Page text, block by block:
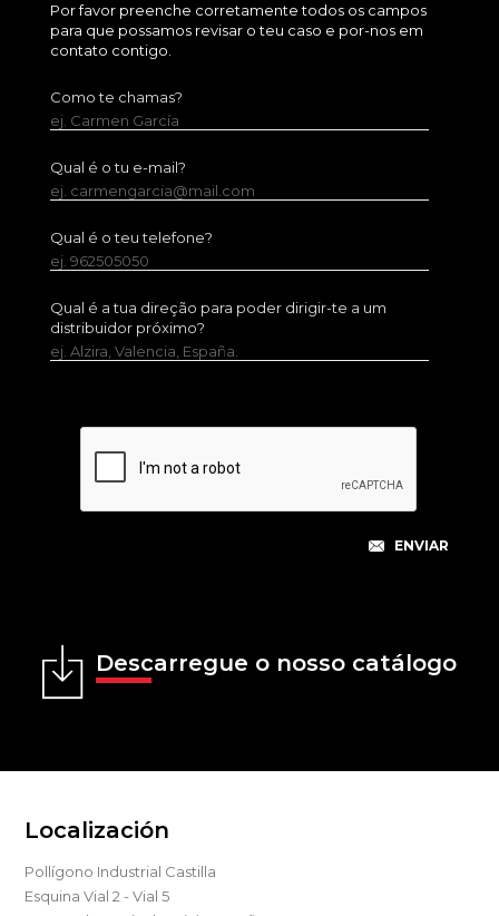
Por favor preenche corretamente todos os campos
para que possamos revisar o teu caso e por-nos em
contato contigo.
Como te chamas?
ej. Carmen García
Qual é o tu e-mail?
ej. carmengarcia@mail.com
Qual é o teu telefone?
ej. 962505050
Qual é a tua direção para poder dirigir-te a um
distribuidor próximo?
ej. Alzira, Valencia, España.
Descarregue o nosso catálogo
Localización
Pollígono Industrial Castilla
Esquina Vial 2 - Vial 5